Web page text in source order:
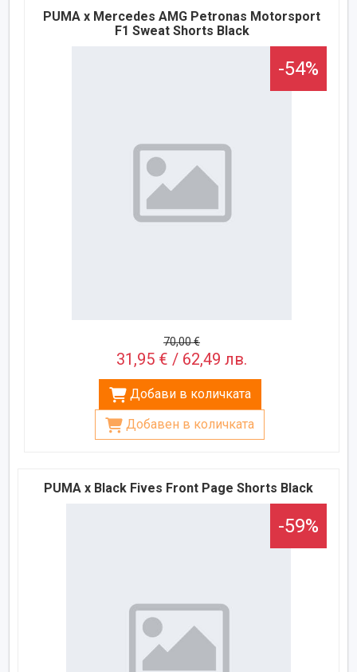
PUMA x Mercedes AMG Petronas Motorsport
F1 Sweat Shorts Black
-54%
70,00 €
31,95 € / 62,49 лв.
Добави в количката
Добавен в количката
PUMA x Black Fives Front Page Shorts Black
-59%